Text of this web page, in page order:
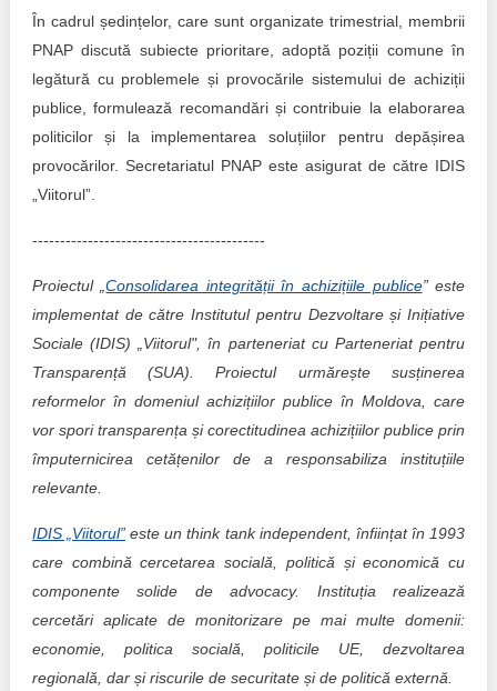
În cadrul ședințelor, care sunt organizate trimestrial, membrii
PNAP discută subiecte prioritare, adoptă poziții comune în
legătură cu problemele și provocările sistemului de achiziții
publice, formulează recomandări și contribuie la elaborarea
politicilor și la implementarea soluțiilor pentru depășirea
provocărilor. Secretariatul PNAP este asigurat de către IDIS
„Viitorul”.
------------------------------------------
Proiectul „Consolidarea integrității în achizițiile publice” este
implementat de către Institutul pentru Dezvoltare și Inițiative
Sociale (IDIS) „Viitorul", în parteneriat cu Parteneriat pentru
Transparență (SUA). Proiectul urmărește susținerea
reformelor în domeniul achizițiilor publice în Moldova, care
vor spori transparența și corectitudinea achizițiilor publice prin
împuternicirea cetățenilor de a responsabiliza instituțiile
relevante.
IDIS „Viitorul” este un think tank independent, înființat în 1993
care combină cercetarea socială, politică și economică cu
componente solide de advocacy. Instituția realizează
cercetări aplicate de monitorizare pe mai multe domenii:
economie, politica socială, politicile UE, dezvoltarea
regională, dar și riscurile de securitate și de politică externă.